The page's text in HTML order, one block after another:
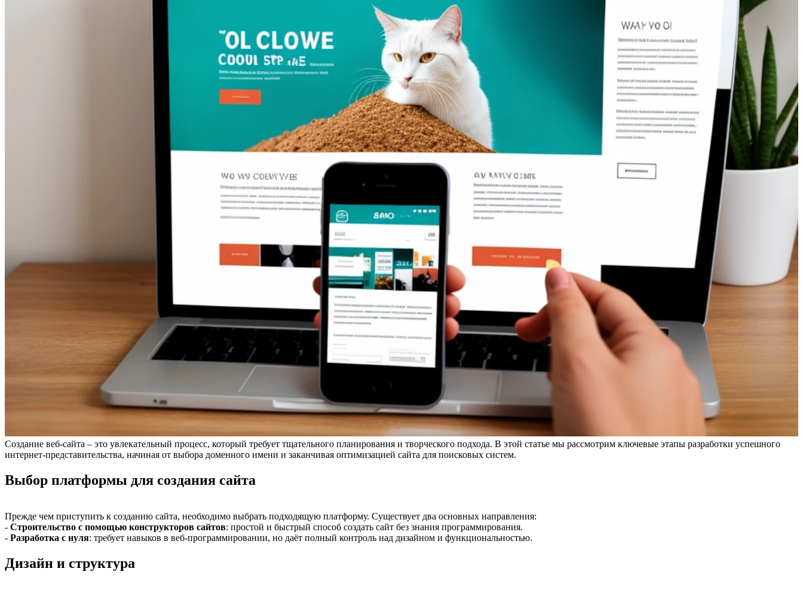
Создание веб-сайта – это увлекательный процесс, который требует тщательного планирования и творческого подхода. В этой статье мы рассмотрим ключевые этапы разработки успешного
интернет-представительства, начиная от выбора доменного имени и заканчивая оптимизацией сайта для поисковых систем.
Выбор платформы для создания сайта
Прежде чем приступить к созданию сайта, необходимо выбрать подходящую платформу. Существует два основных направления:
- Строительство с помощью конструкторов сайтов: простой и быстрый способ создать сайт без знания программирования.
- Разработка с нуля: требует навыков в веб-программировании, но даёт полный контроль над дизайном и функциональностью.
Дизайн и структура